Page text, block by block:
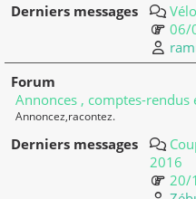
06/
Annonces , comptes-rendus
Annoncez,racontez.
2016
20/